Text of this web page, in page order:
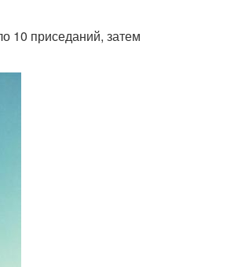
10 приседаний, затем